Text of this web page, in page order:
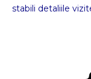
stabili detaliile